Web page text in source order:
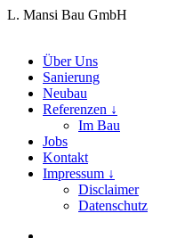
L. Mansi Bau GmbH
Über Uns
Sanierung
Neubau
Referenzen ↓
Im Bau
Jobs
Kontakt
Impressum ↓
Disclaimer
Datenschutz